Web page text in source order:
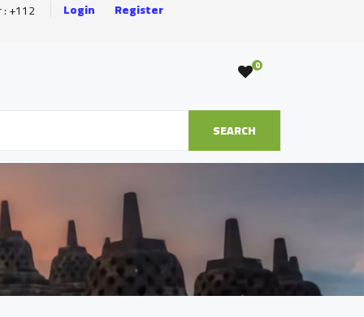
: +112 Login Register
0
SEARCH